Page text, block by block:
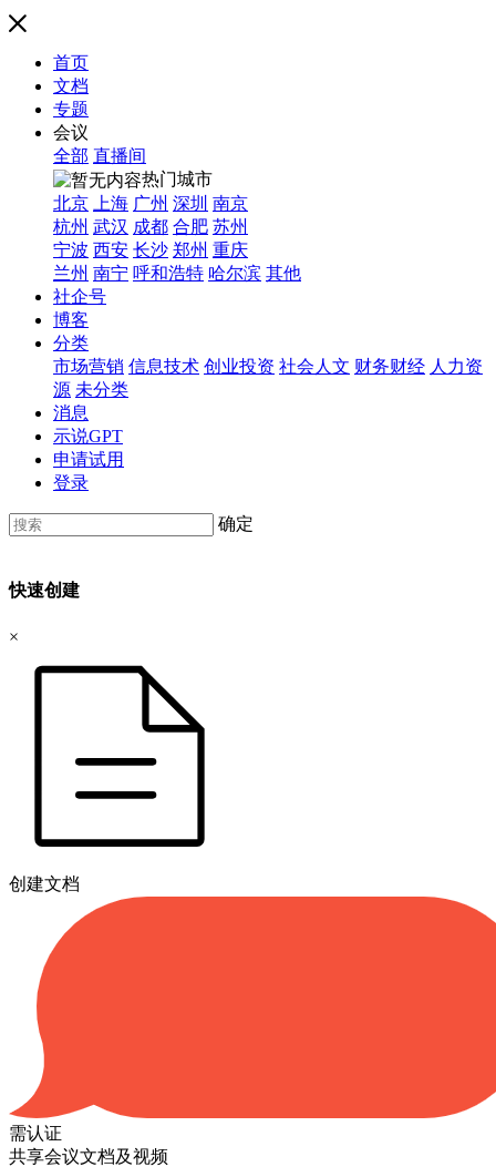
首页
文档
专题
会议
全部 直播间
热门城市
北京
上海 广州 深圳 南京
杭州 武汉 成都 合肥 苏州
宁波 西安 长沙 郑州 重庆
兰州 南宁 呼和浩特 哈尔滨 其他
社企号
博客
分类
市场营销 信息技术 创业投资 社会人文 财务财经 人力资
源 未分类
消息
示说GPT
申请试用
登录
确定
快速创建
×
创建文档
需认证
共享会议文档及视频